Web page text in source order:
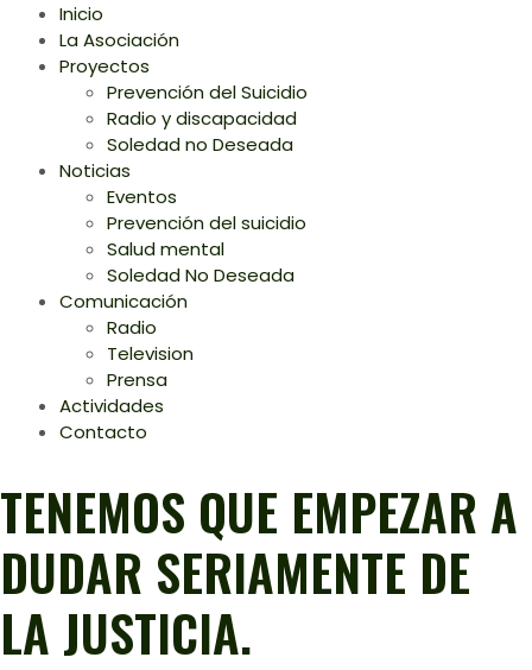
Inicio
La Asociación
Proyectos
Prevención del Suicidio
Radio y discapacidad
Soledad no Deseada
Noticias
Eventos
Prevención del suicidio
Salud mental
Soledad No Deseada
Comunicación
Radio
Television
Prensa
Actividades
Contacto
TENEMOS QUE EMPEZAR A
DUDAR SERIAMENTE DE
LA JUSTICIA.